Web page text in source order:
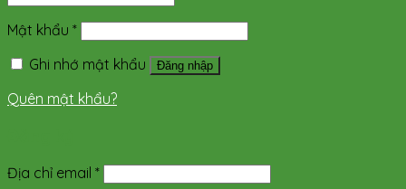
Mật khẩu *
Ghi nhớ mật khẩu
Đăng nhập
Quên mật khẩu?
Địa chỉ email *